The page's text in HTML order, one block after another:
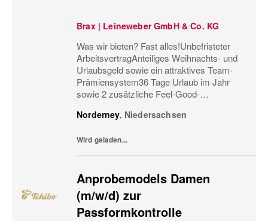
Brax | Leineweber GmbH & Co. KG
Was wir bieten? Fast alles!Unbefristeter
ArbeitsvertragAnteiliges Weihnachts- und
Urlaubsgeld sowie ein attraktives Team-
Prämiensystem36 Tage Urlaub im Jahr
sowie 2 zusätzliche Feel-Good-
Personaleinsatzplanung und eine
zu 60%...
Norderney, Niedersachsen
Wird geladen...
Anprobemodels Damen
(m/w/d) zur
Passformkontrolle